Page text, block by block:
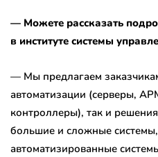
— Можете рассказать
в институте системы
— Мы предлагаем
автоматизации (серверы,
контроллеры), так и
большие и сложные
автоматизированные